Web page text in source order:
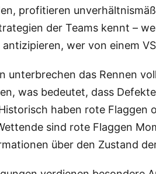
profitieren
der Teams kennt –
antizipieren, wer von einem
unterbrechen das Rennen
was bedeutet, dass
haben rote
sind rote Flaggen
über den Zustand